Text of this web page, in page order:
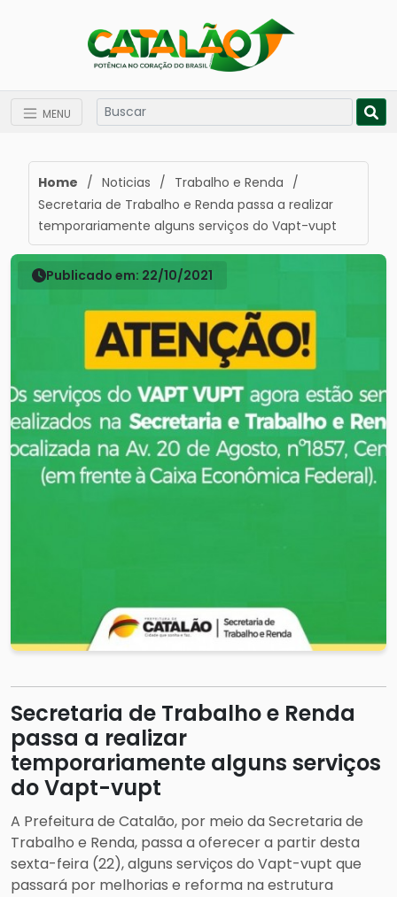
MENU
Home / Noticias / Trabalho e Renda /
Secretaria de Trabalho e Renda passa a realizar
temporariamente alguns serviços do Vapt-vupt
Publicado em: 22/10/2021
Secretaria de Trabalho e Renda
passa a realizar
temporariamente alguns serviços
do Vapt-vupt
A Prefeitura de Catalão, por meio da Secretaria de
Trabalho e Renda, passa a oferecer a partir desta
sexta-feira (22), alguns serviços do Vapt-vupt que
passará por melhorias e reforma na estrutura